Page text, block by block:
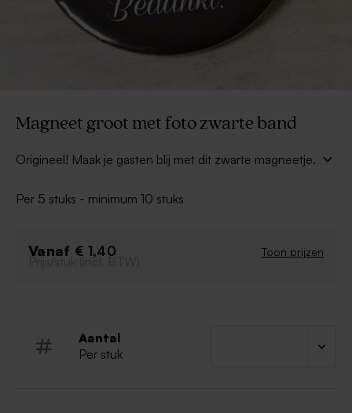
Magneet groot met foto zwarte band
Origineel! Maak je gasten blij met dit zwarte magneetje.
magneet
Per 5 stuks - minimum 10 stuks
Vanaf € 1,40 Toon prijzen
Prijs/stuk (incl. BTW)
Aantal
Per stuk